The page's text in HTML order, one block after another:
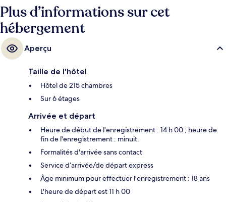
Station de métro Zuid, à 4 min de marche à peine.
Plus d’informations sur cet
hébergement
Aperçu
Taille de l'hôtel
Hôtel de 215 chambres
Sur 6 étages
Arrivée et départ
Heure de début de l'enregistrement : 14 h 00 ; heure de
fin de l'enregistrement : minuit.
Formalités d'arrivée sans contact
Service d’arrivée/de départ express
Âge minimum pour effectuer l'enregistrement : 18 ans
L'heure de départ est 11 h 00